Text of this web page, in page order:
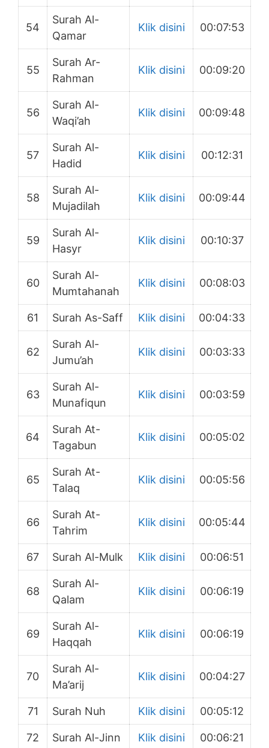
54
Surah Al-
Qamar
Klik disini 00:07:53
55
Surah Ar-
Rahman
Klik disini 00:09:20
56
Surah Al-
Waqi’ah
Klik disini 00:09:48
57
Surah Al-
Hadid
Klik disini 00:12:31
58
Surah Al-
Mujadilah
Klik disini 00:09:44
59
Surah Al-
Hasyr
Klik disini 00:10:37
60
Surah Al-
Mumtahanah
Klik disini 00:08:03
61 Surah As-Saff Klik disini 00:04:33
62
Surah Al-
Jumu’ah
Klik disini 00:03:33
63
Surah Al-
Munafiqun
Klik disini 00:03:59
64
Surah At-
Tagabun
Klik disini 00:05:02
65
Surah At-
Talaq
Klik disini 00:05:56
66
Surah At-
Tahrim
Klik disini 00:05:44
67 Surah Al-Mulk Klik disini 00:06:51
68
Surah Al-
Qalam
Klik disini 00:06:19
69
Surah Al-
Haqqah
Klik disini 00:06:19
70
Surah Al-
Ma’arij
Klik disini 00:04:27
71 Surah Nuh Klik disini 00:05:12
72 Surah Al-Jinn Klik disini 00:06:21